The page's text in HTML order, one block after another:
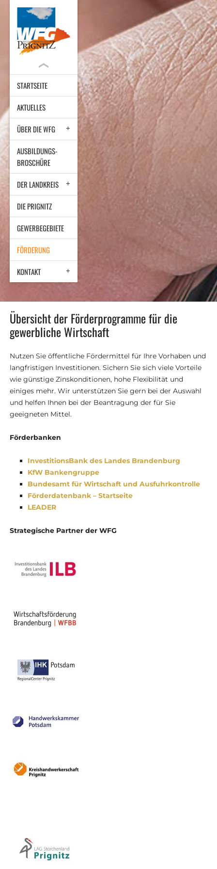
STARTSEITE
AKTUELLES
ÜBER DIE WFG
AUSBILDUNGS-
BROSCHÜRE
DER LANDKREIS
DIE PRIGNITZ
GEWERBEGEBIETE
FÖRDERUNG
KONTAKT
Übersicht der Förderprogramme für die
gewerbliche Wirtschaft
Nutzen Sie öffentliche Fördermittel für Ihre Vorhaben und
langfristigen Investitionen. Sichern Sie sich viele Vorteile
wie günstige Zinskonditionen, hohe Flexibilität und
einiges mehr. Wir unterstützen Sie gern bei der Auswahl
und helfen Ihnen bei der Beantragung der für Sie
geeigneten Mittel.
Förderbanken
InvestitionsBank des Landes Brandenburg
KfW Bankengruppe
Bundesamt für Wirtschaft und Ausfuhrkontrolle
Förderdatenbank – Startseite
LEADER
Strategische Partner der WFG